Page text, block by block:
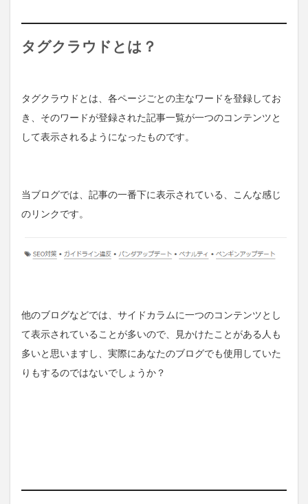
タグクラウドとは？
タグクラウドとは、各ページごとの主なワードを登録してお
き、そのワードが登録された記事一覧が一つのコンテンツと
して表示されるようになったものです。
当ブログでは、記事の一番下に表示されている、こんな感じ
のリンクです。
他のブログなどでは、サイドカラムに一つのコンテンツとし
て表示されていることが多いので、見かけたことがある人も
多いと思いますし、実際にあなたのブログでも使用していた
りもするのではないでしょうか？